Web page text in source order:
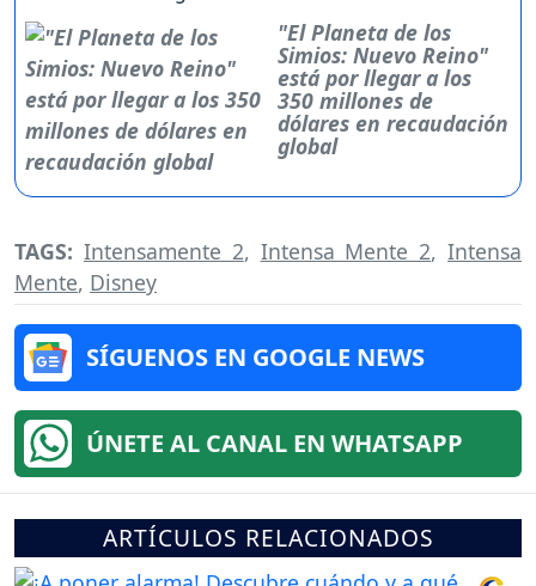
"El Planeta de los
Simios: Nuevo Reino"
está por llegar a los
350 millones de
dólares en recaudación
global
TAGS: Intensamente 2, Intensa Mente 2,Intensa
Mente, Disney
SÍGUENOS EN GOOGLE NEWS
ÚNETE AL CANAL EN WHATSAPP
ARTÍCULOS RELACIONADOS